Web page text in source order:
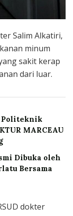
Salim Alkatiri,
minum
sakit kerap
dari luar.
Politeknik
MARCEAU
Dibuka oleh
Bersama
dokter